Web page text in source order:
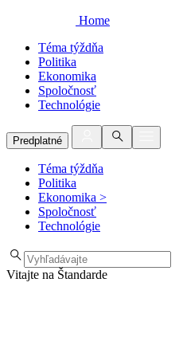
Home
Téma týždňa
Politika
Ekonomika
Spoločnosť
Technológie
Predplatné
Téma týždňa
Politika
Ekonomika >
Spoločnosť
Technológie
Vitajte na Štandarde